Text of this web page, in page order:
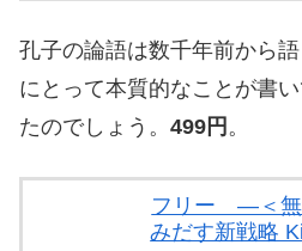
孔子の論語は数千年前から
にとって本質的なことが書
たのでしょう。 499円 。
フリー ―＜無
みだす新戦略